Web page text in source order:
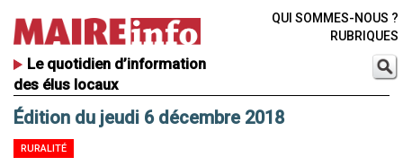
Le quotidien d’information
des élus locaux
QUI SOMMES-NOUS ?
RUBRIQUES
Édition du jeudi 6 décembre 2018
RURALITÉ